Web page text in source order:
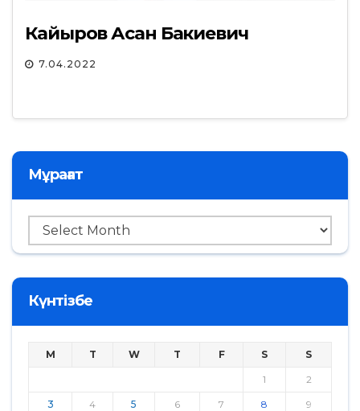
Кайыров Асан Бакиевич
7.04.2022
Мұрағат
Мұрағат
Күнтізбе
M T W T F S S
1 2
3 4 5 6 7 8 9